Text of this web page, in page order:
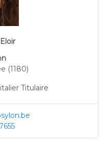
(1180)
Titulaire